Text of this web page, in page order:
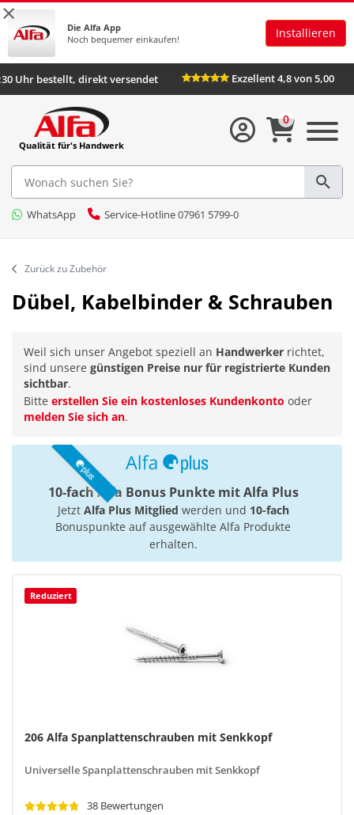
×
Die Alfa App
Noch bequemer einkaufen!
Installieren
Uhr bestellt, direkt versendet Exzellent 4,8 von 5,00
Qualität für's Handwerk
WhatsApp Service-Hotline 07961 5799-0
0
Zurück zu Zubehör
Dübel, Kabelbinder & Schrauben
Weil sich unser Angebot speziell an Handwerker richtet,
sind unsere günstigen Preise nur für registrierte Kunden
sichtbar.
Bitte erstellen Sie ein kostenloses Kundenkonto oder
melden Sie sich an.
10-fach Alfa Bonus Punkte mit Alfa Plus
Jetzt Alfa Plus Mitglied werden und 10-fach
Bonuspunkte auf ausgewählte Alfa Produkte
erhalten.
Reduziert
206 Alfa Spanplattenschrauben mit Senkkopf
Universelle Spanplattenschrauben mit Senkkopf
38 Bewertungen